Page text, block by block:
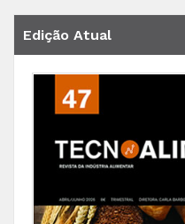
Edição Atual